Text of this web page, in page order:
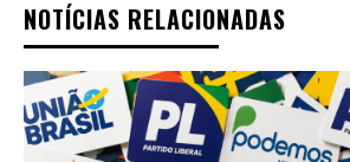
NOTÍCIAS RELACIONADAS